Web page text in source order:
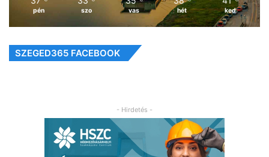
pén szo vas hét ked
SZEGED365 FACEBOOK
- Hirdetés -